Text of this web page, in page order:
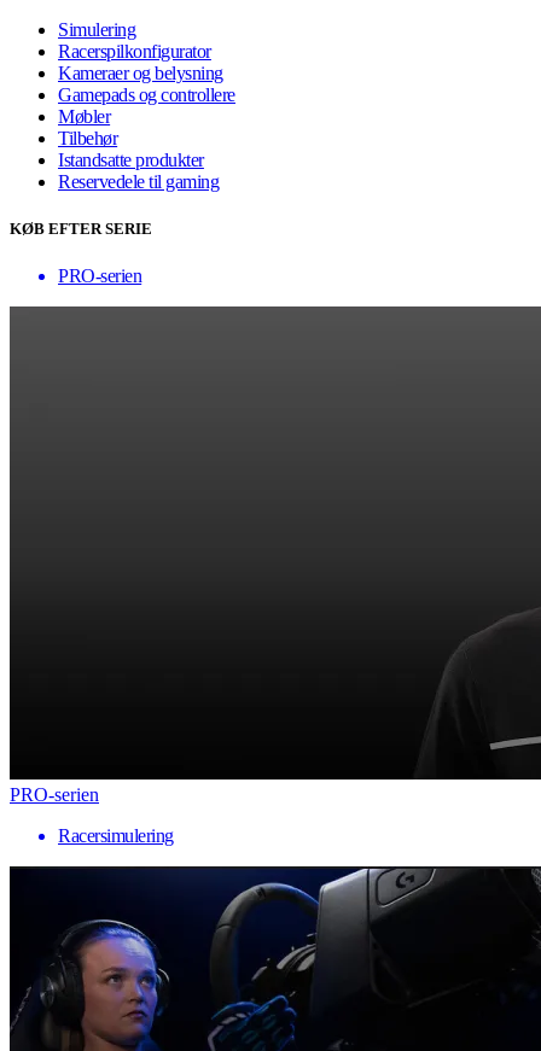
Simulering
Racerspilkonfigurator
Kameraer og belysning
Gamepads og controllere
Møbler
Tilbehør
Istandsatte produkter
Reservedele til gaming
KØB EFTER SERIE
PRO-serien
PRO-serien
Racersimulering